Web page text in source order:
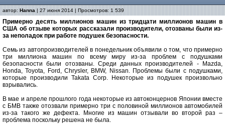
автор: Hanna | 27 июня 2014 | Просмотров: 1 539
Примерно десять миллионов машин из тридцати миллионов машин в
США об отзыве которых рассказали производители, отозваны были из-
за неполадок при работе подушек безопасности.
Семь из автопроизводителей в понедельник объявили о том, что примерно
три миллиона машин по всему миру из-за проблем с подушками
безопасности были отозваны. Среди данных производителей - Mazda,
Honda, Toyota, Ford, Chrysler, BMW, Nissan. Проблемы были с подушками,
которые производили Takata Corp. Некоторые из подушек произвольно
взрывались.
В мае и апреле прошлого года некоторые из автоконцернов Японии вместе
с БМВ также отозвали примерно три с половиной миллионов автомобилей
из-за такого же дефекта. Многие из машин отзывали во второй раз –
проблема поскольку решена не была.